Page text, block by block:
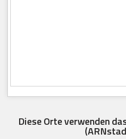
Diese Orte verwenden